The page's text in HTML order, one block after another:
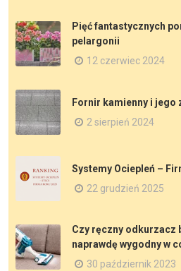
Pięć fantastycznych
pelargonii
12 czerwiec 2024
Fornir kamienny i jego
2 sierpień 2024
Systemy Ociepleń –
22 grudzień 2025
Czy ręczny odkurzacz
naprawdę wygodny w
30 październik 2023